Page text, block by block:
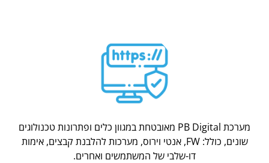
מערכת PB Digital מאובטחת במגוון כלים ופתרונות טכנולוגים
שונים, כולל: FW, אנטי וירוס, מערכות להלבנת קבצים, אימות
דו-שלבי של המשתמשים ואחרים.